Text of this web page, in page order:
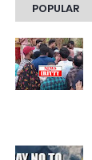
POPULAR